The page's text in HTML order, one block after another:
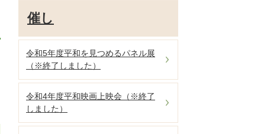
催し
令和5年度平和を見つめるパネル展
（※終了しました）
令和4年度平和映画上映会（※終了
しました）